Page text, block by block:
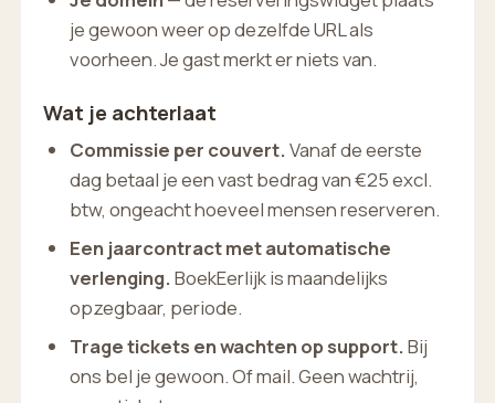
je gewoon weer op dezelfde URL als
voorheen. Je gast merkt er niets van.
Wat je achterlaat
Commissie per couvert.Vanaf de eerste
dag betaal je een vast bedrag van €25 excl.
btw, ongeacht hoeveel mensen reserveren.
Een jaarcontract met automatische
verlenging.BoekEerlijk is maandelijks
opzegbaar, periode.
Trage tickets en wachten op support.Bij
ons bel je gewoon. Of mail. Geen wachtrij,